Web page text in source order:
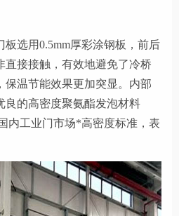
板选用0.5mm厚彩涂钢板，前后
直接接触，有效地避免了冷桥
保温节能效果更加突显。内部
良的高密度聚氨酯发泡材料
内工业门市场*高密度标准，表